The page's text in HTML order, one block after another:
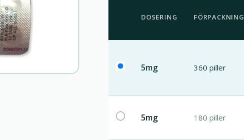
DOSERING FÖRPACKNING
5mg 360 piller
5mg 180 piller